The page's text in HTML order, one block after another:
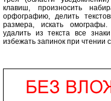
клавиш, произносить
орфографию, делить
размера, искать омографы.
удалить из текста все
избежать запинок при чтении